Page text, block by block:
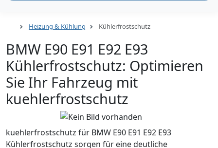
Heizung & Kühlung Kühlerfrostschutz
BMW E90 E91 E92 E93
Kühlerfrostschutz: Optimieren
Sie Ihr Fahrzeug mit
kuehlerfrostschutz
kuehlerfrostschutz für BMW E90 E91 E92 E93
Kühlerfrostschutz sorgen für eine deutliche